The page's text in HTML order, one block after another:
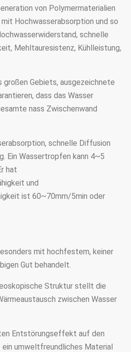
7 6 5
45*45
30*60
45*45
30*60
45*45
30*60
von Polymermaterialien
Hochwasserabsorption und so
schnelle
Mehltauresistenz, Kühlleistung,
großen Gebiets, ausgezeichnete
dass das Wasser
nass Zwischenwand
schnelle Diffusion
Ein Wassertropfen kann 4~5
hat
und
ist 60~70mm/5min oder
mit hochfestem, keiner
Gut behandelt.
Struktur stellt die
zwischen Wasser
Entstörungseffekt auf den
umweltfreundliches Material